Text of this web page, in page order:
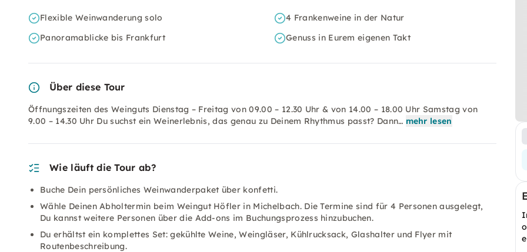
Flexible Weinwanderung solo
4 Frankenweine in der Natur
Panoramablicke bis Frankfurt
Genuss in Eurem eigenen Takt
Über diese Tour
Öffnungszeiten des Weinguts Dienstag – Freitag von 09.00 – 12.30 Uhr & von 14.00 – 18.00 Uhr Samstag von
9.00 – 14.30 Uhr Du suchst ein Weinerlebnis, das genau zu Deinem Rhythmus passt? Dann… mehr lesen
Wie läuft die Tour ab?
Buche Dein persönliches Weinwanderpaket über konfetti.
Wähle Deinen Abholtermin beim Weingut Höfler in Michelbach. Die Termine sind für 4 Personen ausgelegt,
Du kannst weitere Personen über die Add-ons im Buchungsprozess hinzubuchen.
Du erhältst ein komplettes Set: gekühlte Weine, Weingläser, Kühlrucksack, Glashalter und Flyer mit
Routenbeschreibung.